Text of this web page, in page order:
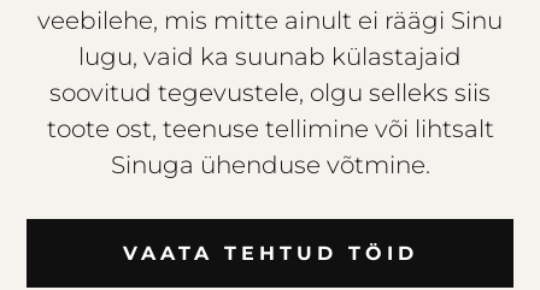
veebilehe, mis mitte ainult ei räägi Sinu
lugu, vaid ka suunab külastajaid
soovitud tegevustele, olgu selleks siis
toote ost, teenuse tellimine või lihtsalt
Sinuga ühenduse võtmine.
VAATA TEHTUD TÖID